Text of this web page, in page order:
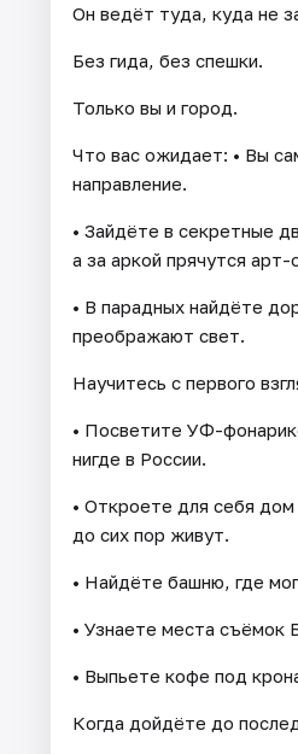
Он ведёт туда, куда не
Без гида, без спешки.
Только вы и город.
Что вас ожидает: • Вы
направление.
• Зайдёте в секретные
а за аркой прячутся
• В парадных найдёте
преображают свет.
Научитесь с первого
• Посветите УФ-
нигде в России.
• Откроете для себя
до сих пор живут.
• Найдёте башню, где
• Узнаете места съёмок
• Выпьете кофе под
Когда дойдёте до